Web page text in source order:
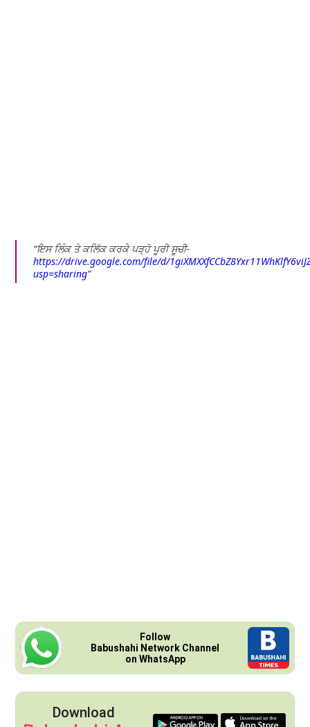
ਇਸ ਲਿੰਕ ਤੇ ਕਲਿੱਕ ਕਰਕੇ ਪੜ੍ਹੋ ਪੂਰੀ ਸੂਚੀ-
https://drive.google.com/file/d/
usp=sharing
Follow
Babushahi Network Channel
on WhatsApp
Download